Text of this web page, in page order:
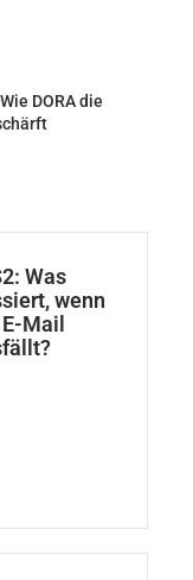
DORA die
Was
wenn
Mail